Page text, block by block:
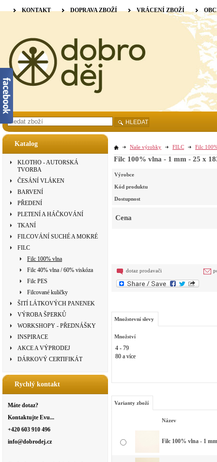
Katalog
KLOTHO - AUTORSKÁ
TVORBA
ČESÁNÍ VLÁKEN
BARVENÍ
PŘEDENÍ
PLETENÍ A HÁČKOVÁNÍ
TKANÍ
FILCOVÁNÍ SUCHÉ A MOKRÉ
FILC
Filc 100% vlna
Filc 40% vlna / 60% viskóza
Filc PES
Filcované kuličky
ŠITÍ LÁTKOVÝCH PANENEK
VÝROBA ŠPERKŮ
WORKSHOPY - PŘEDNÁŠKY
INSPIRACE
AKCE A VÝPRODEJ
DÁRKOVÝ CERTIFIKÁT
Rychlý kontakt
Máte dotaz?
Kontaktujte Evu...
+420 603 910 496
info@dobrodej.cz
Naše výrobky FILC Filc
Filc 100% vlna - 1 mm - 25 x
Výrobce
Kód produktu
Dostupnost
Cena
dotaz prodavači
Množstevní slevy
Množství
4 - 79
80 a více
Varianty zboží
Název
Filc 100% vlna - 1
KONTAKT DOPRAVA ZBOŽÍ VRÁCENÍ ZBOŽÍ
HLEDAT